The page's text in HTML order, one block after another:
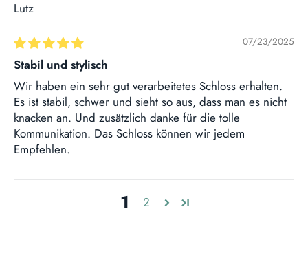
Lutz
07/23/2025
Stabil und stylisch
Wir haben ein sehr gut verarbeitetes Schloss erhalten.
Es ist stabil, schwer und sieht so aus, dass man es nicht
knacken an. Und zusätzlich danke für die tolle
Kommunikation. Das Schloss können wir jedem
Empfehlen.
1 2